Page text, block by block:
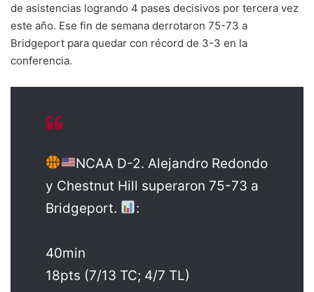
de asistencias logrando 4 pases decisivos por tercera vez
este año. Ese fin de semana derrotaron 75-73 a
Bridgeport para quedar con récord de 3-3 en la
conferencia.
NCAA D-2. Alejandro Redondo
y Chestnut Hill superaron 75-73 a
Bridgeport.
:
40min
18pts (7/13 TC; 4/7 TL)